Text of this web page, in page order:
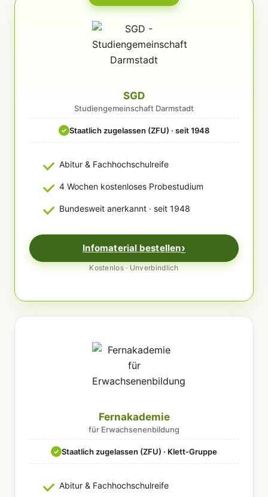
SGD
Studiengemeinschaft Darmstadt
✓ Staatlich zugelassen (ZFU) · seit 1948
Abitur & Fachhochschulreife
4 Wochen kostenloses Probestudium
Bundesweit anerkannt · seit 1948
Infomaterial bestellen
Kostenlos · Unverbindlich
Fernakademie
für Erwachsenenbildung
✓ Staatlich zugelassen (ZFU) · Klett-Gruppe
Abitur & Fachhochschulreife